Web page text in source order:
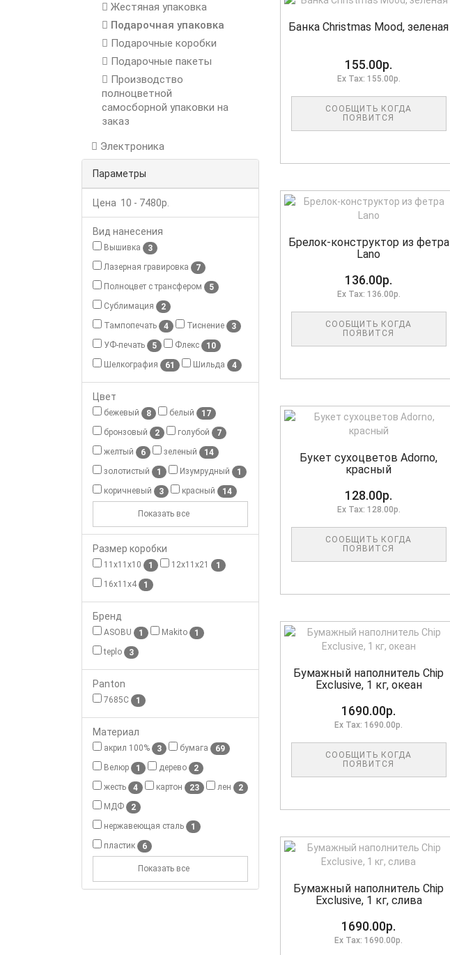
Жестяная упаковка
Подарочная упаковка
Подарочные коробки
Подарочные пакеты
Производство
полноцветной
самосборной упаковки на
заказ
Электроника
Параметры
Цена 10 - 7480р.
Вид нанесения
Вышивка
3
Лазерная гравировка
7
Полноцвет с трансфером
5
Сублимация
2
Тампопечать
4 Тиснение
3
УФ-печать
5 Флекс
10
Шелкография
61 Шильда 4
Цвет
бежевый 8 белый
17
бронзовый
2 голубой
7
желтый
6 зеленый
14
золотистый
1 Изумрудный
1
коричневый
3 красный 14
Показать все
Размер коробки
11x11x10 1 12x11x21
1
16x11x4
1
Бренд
ASOBU 1 Makito
1
teplo
3
Panton
7685C 1
Материал
акрил 100% 3 бумага
69
Велюр
1 дерево
2
жесть
4 картон 23 лен
2
МДФ
2
нержавеющая сталь
1
пластик
6
Показать все
Банка Christmas Mood, зеленая
155.00р.
Ex Tax: 155.00р.
СООБЩИТЬ КОГДА
ПОЯВИТСЯ
Брелок-конструктор из фетра
Lano
136.00р.
Ex Tax: 136.00р.
СООБЩИТЬ КОГДА
ПОЯВИТСЯ
Букет сухоцветов Adorno,
красный
128.00р.
Ex Tax: 128.00р.
СООБЩИТЬ КОГДА
ПОЯВИТСЯ
Бумажный наполнитель Chip
Exclusive, 1 кг, океан
1690.00р.
Ex Tax: 1690.00р.
СООБЩИТЬ КОГДА
ПОЯВИТСЯ
Бумажный наполнитель Chip
Exclusive, 1 кг, слива
1690.00р.
Ex Tax: 1690.00р.